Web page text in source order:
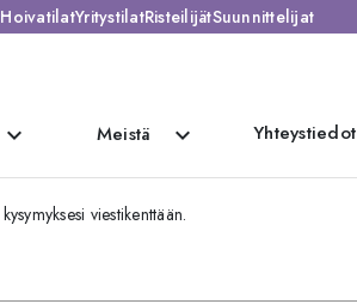
HoivatilatYritystilatRisteilijätSuunnittelijat
expand_more Meistä expand_more Yhteystiedot
viestikenttään.